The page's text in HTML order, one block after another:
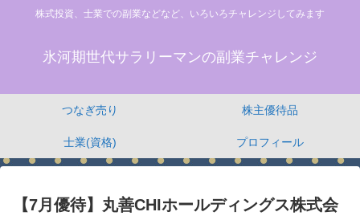
株式投資、士業での副業などなど、いろいろチャレンジしてみます
氷河期世代サラリーマンの副業チャレンジ
つなぎ売り 株主優待品
士業(資格) プロフィール
【7月優待】丸善CHIホールディングス株式会